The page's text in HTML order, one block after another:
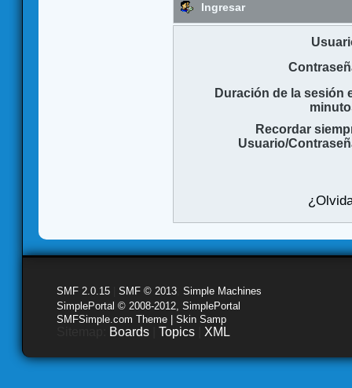
Ingresar
Duración de la sesión
Recordar
Usuario/
SMF 2.0.15 SMF © 2013 Simple Machines
SimplePortal © 2008-2012, SimplePortal
SMFSimple.com Theme | Skin Samp
Boards Topics XML